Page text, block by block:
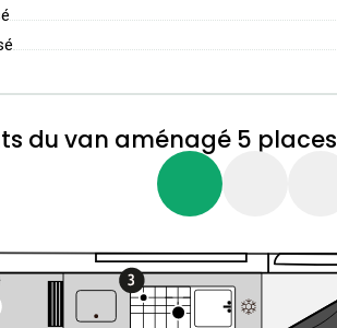
du van aménagé 5 places